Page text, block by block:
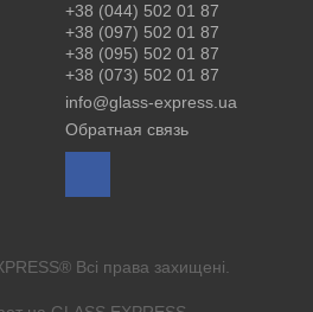
+38 (044) 502 01 87
+38 (097) 502 01 87
+38 (095) 502 01 87
+38 (073) 502 01 87
info@glass-express.ua
Обратная связь
Всі права захищені.